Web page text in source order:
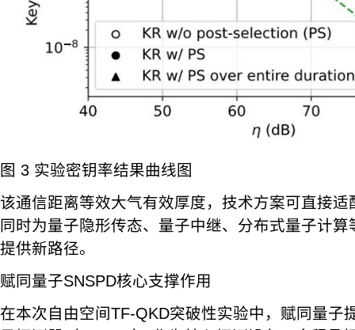
图 3 实验密钥率结果曲线图
该通信距离等效大气有效厚度，技术方案可直接
同时为量子隐形传态、量子中继、分布式量子计
提供新路径。
赋同量子SNSPD核心支撑作用
在本次自由空间TF-QKD突破性实验中，赋同量子